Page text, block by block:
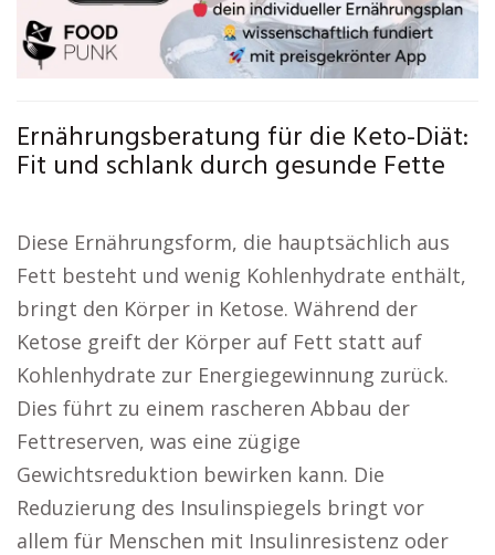
Ernährungsberatung für die Keto-Diät:
Fit und schlank durch gesunde Fette
Diese Ernährungsform, die hauptsächlich aus
Fett besteht und wenig Kohlenhydrate enthält,
bringt den Körper in Ketose. Während der
Ketose greift der Körper auf Fett statt auf
Kohlenhydrate zur Energiegewinnung zurück.
Dies führt zu einem rascheren Abbau der
Fettreserven, was eine zügige
Gewichtsreduktion bewirken kann. Die
Reduzierung des Insulinspiegels bringt vor
allem für Menschen mit Insulinresistenz oder